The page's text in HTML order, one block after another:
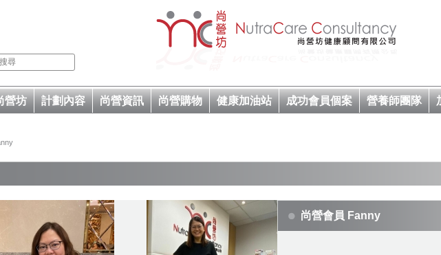
營坊 計劃內容 尚營資訊 尚營購物 健康加油站 成功會員個案 營養師團隊
尚營會員 Fanny